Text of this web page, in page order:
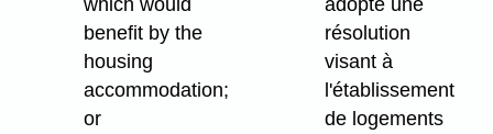
benefit by the
housing
accommodation;
or
résolution
visant à
l'établissement
de logements